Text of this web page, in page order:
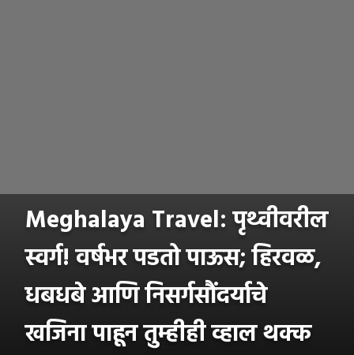
Meghalaya Travel: पृथ्वीवरील
स्वर्ग! वर्षभर पडतो पाऊस; हिरवळ,
धबधबे आणि निसर्गसौंदर्याचे
खजिना पाहून तुम्हीही व्हाल थक्क